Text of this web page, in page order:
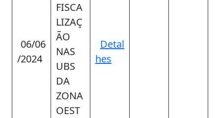
06/06
/2024
FISCA
LIZAÇ
ÃO
NAS
UBS
DA
ZONA
OEST
Detal
hes